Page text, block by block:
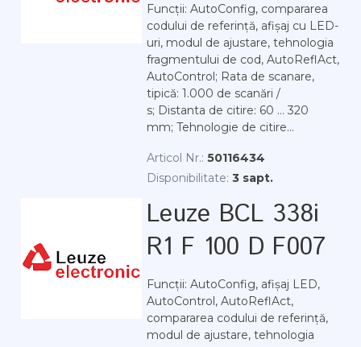
Funcții: AutoConfig, compararea
codului de referință, afișaj cu LED-
uri, modul de ajustare, tehnologia
fragmentului de cod, AutoReflAct,
AutoControl; Rata de scanare,
tipică: 1.000 de scanări /
s; Distanta de citire: 60 ... 320
mm; Tehnologie de citire...
Articol Nr.: 50116434
Disponibilitate: 3 sapt.
Leuze BCL 338i
R1 F 100 D F007
Funcții: AutoConfig, afișaj LED,
AutoControl, AutoReflAct,
compararea codului de referință,
modul de ajustare, tehnologia